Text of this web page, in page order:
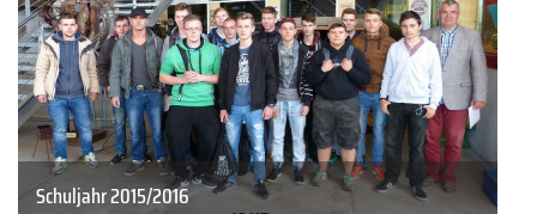
Schuljahr 2015/2016